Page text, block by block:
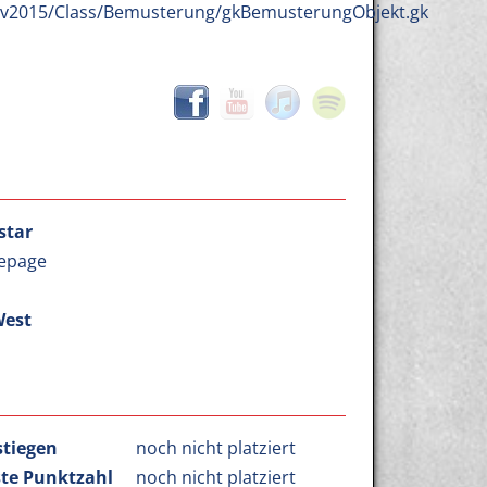
Class/Bemusterung/gkBemusterungObjekt.gk
noch nicht platziert
Punktzahl
noch nicht platziert